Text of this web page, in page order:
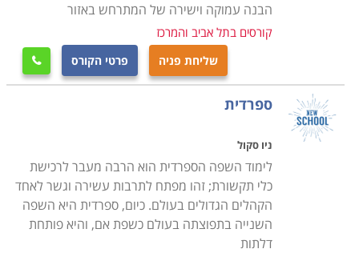
הבנה עמוקה וישירה של המתרחש באזור
קורסים בתל אביב והמרכז
שליחת פניה פרטי הקורס 
ספרדית
ניו סקול
לימוד השפה הספרדית הוא הרבה מעבר לרכישת
כלי תקשורת; זהו מפתח לתרבות עשירה וגשר לאחד
הקהלים הגדולים בעולם. כיום, ספרדית היא השפה
השנייה בתפוצתה בעולם כשפת אם, והיא פותחת
דלתות